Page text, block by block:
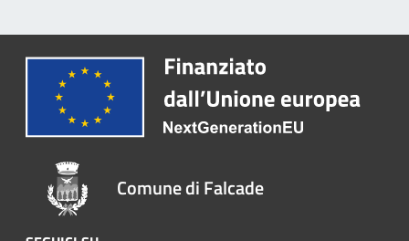
Comune di Falcade